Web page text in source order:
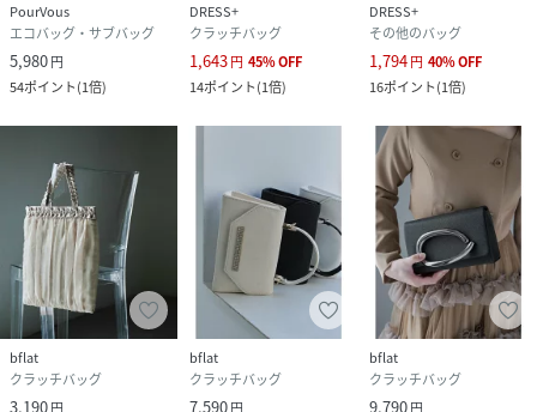
PourVous
エコバッグ・サブバッグ
5,980円
54ポイント(1倍)
DRESS+
クラッチバッグ
1,643円 45%OFF
14ポイント(1倍)
DRESS+
その他のバッグ
1,794円 40%OFF
16ポイント(1倍)
bflat
クラッチバッグ
3,190円
bflat
クラッチバッグ
7,590円
bflat
クラッチバッグ
9,790円